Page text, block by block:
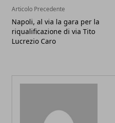
Articolo Precedente
Napoli, al via la gara per la
riqualificazione di via Tito
Lucrezio Caro